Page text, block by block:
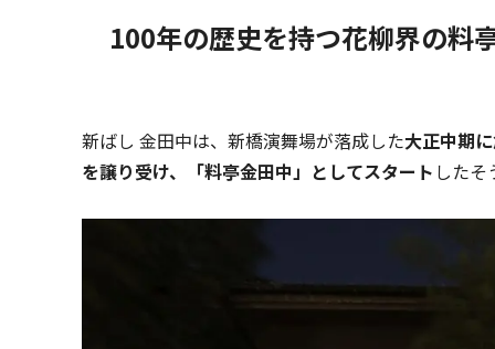
100年の歴史を持つ花柳界の料
新ばし 金田中は、新橋演舞場が落成した大正中期
を譲り受け、「料亭金田中」としてスタート したそ